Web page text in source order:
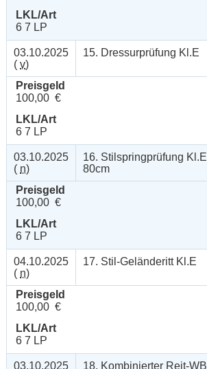
LKL/Art
6 7 LP
03.10.2025
( v)
15. Dressurprüfung Kl.E
Preisgeld
100,00 €
LKL/Art
6 7 LP
03.10.2025
( n)
16. Stilspringprüfung Kl.E
80cm
Preisgeld
100,00 €
LKL/Art
6 7 LP
04.10.2025
( n)
17. Stil-Geländeritt Kl.E
Preisgeld
100,00 €
LKL/Art
6 7 LP
03.10.2025
18. Kombinierter Reit-WB